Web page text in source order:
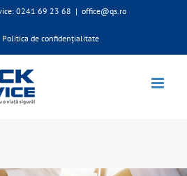
0241 69 23 68 | office@qs.ro
Politica de confidențialitate